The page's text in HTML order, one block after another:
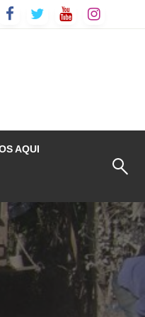
AQUI